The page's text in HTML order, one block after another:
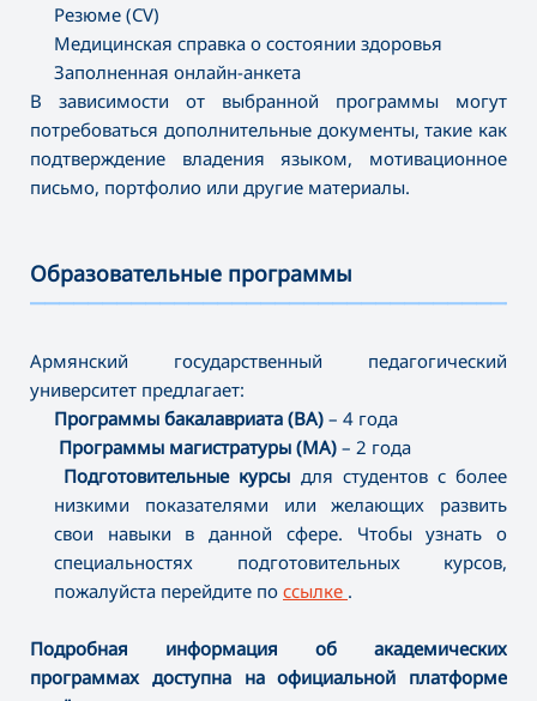
Резюме (CV)
Медицинская справка о состоянии здоровья
Заполненная онлайн-анкета
В зависимости от выбранной программы могут
потребоваться дополнительные документы, такие как
подтверждение владения языком, мотивационное
письмо, портфолио или другие материалы.
Образовательные программы
Армянский государственный педагогический
университет предлагает:
Программы бакалавриата (BA) – 4 года
Программы магистратуры (MA) – 2 года
Подготовительные курсы для студентов с более
низкими показателями или желающих развить
свои навыки в данной сфере. Чтобы узнать о
специальностях подготовительных курсов,
пожалуйста перейдите по ссылке .
Подробная информация об академических
программах доступна на официальной платформе